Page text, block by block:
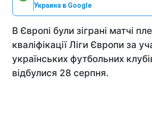
Украина в Google
В Європі були зіграні матчі
кваліфікації Ліги Європи за
українських футбольних
відбулися 28 серпня.